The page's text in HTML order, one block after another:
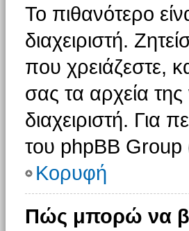
Το πιθανότερο
διαχειριστή.
που χρειάζεστε,
σας τα αρχεία
διαχειριστή. Για
του phpBB Group
Κορυφή
Πώς μπορώ να